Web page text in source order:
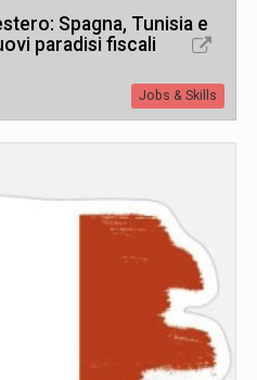
Spagna, Tunisia e
paradisi fiscali
Jobs & Skills